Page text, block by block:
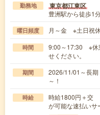
勤務地 東京都江東区
豊洲駅から徒歩1
曜日頻度 月～金 ※土日祝
時間
9:00～17:30 ※休
せください。
期間
2026/11/01～長
～！
時給
時給1800円＋交
が可能な速払いサ